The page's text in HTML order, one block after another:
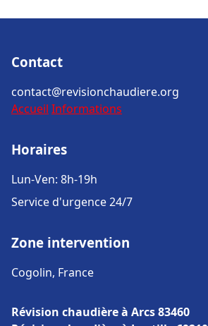
Contact
contact@revisionchaudiere.org
Accueil Informations
Horaires
Lun-Ven: 8h-19h
Service d'urgence 24/7
Zone intervention
Cogolin, France
Révision chaudière à Arcs 83460